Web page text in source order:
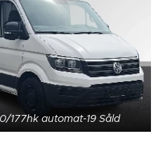
177hk automat-19 Såld